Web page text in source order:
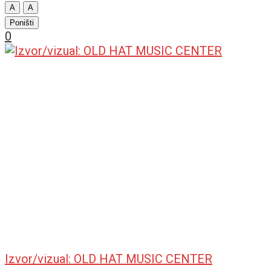
A
A
Poništi
0
Izvor/vizual: OLD HAT MUSIC CENTER